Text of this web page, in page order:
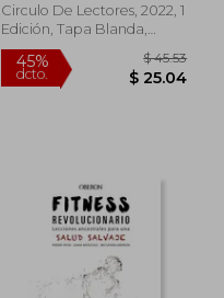
Circulo De Lectores, 2022, 1
Edición, Tapa Blanda,
Nuevo